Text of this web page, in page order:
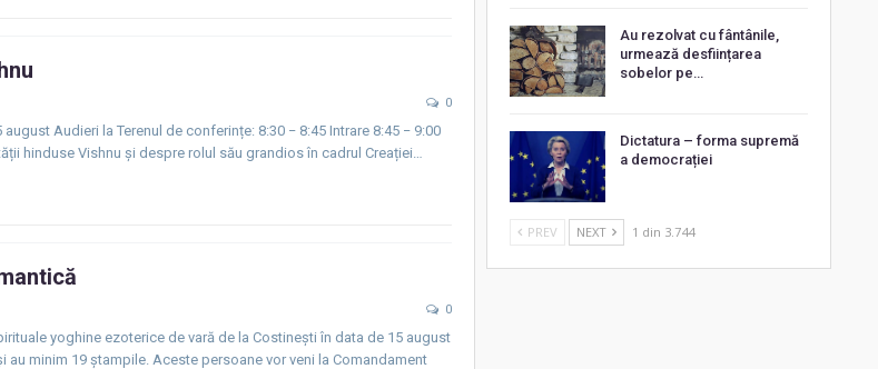
0
Audieri la Terenul de conferințe: 8:30 − 8:45 Intrare 8:45 − 9:00
hinduse Vishnu și despre rolul său grandios în cadrul Creației…
0
yoghine ezoterice de vară de la Costinești în data de 15 august
minim 19 ştampile. Aceste persoane vor veni la Comandament
Au rezolvat cu fântânile,
urmează desființarea
sobelor pe…
Dictatura – forma supremă
a democrației
PREV NEXT 1 din 3.744